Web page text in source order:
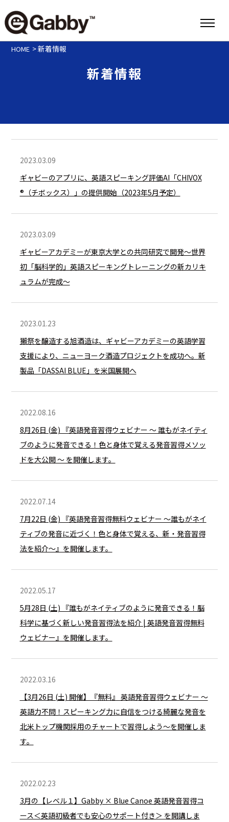
HOME >新着情報
新着情報
2023.03.09
ギャビーのアプリに、英語スピーキング評価AI「CHIVOX
®︎（チボックス）」の提供開始（2023年5月予定）
2023.03.09
ギャビーアカデミーが東京大学との共同研究で開発〜世界
初「脳科学的」英語スピーキングトレーニングの新カリキ
ュラムが完成〜
2023.01.23
獺祭を醸造する旭酒造は、ギャビーアカデミーの英語学習
支援により、ニューヨーク酒造プロジェクトを成功へ。新
製品「DASSAI BLUE」を⽶国展開へ
2022.08.16
8月26日 (金) 『英語発音習得ウェビナー ～ 誰もがネイティ
ブのように発音できる！色と身体で覚える発音習得メソッ
ドを大公開 ～ を開催します。
2022.07.14
7月22日 (金) 『英語発音習得無料ウェビナー ～誰もがネイ
ティブの発音に近づく！色と身体で覚える、新・発音習得
法を紹介～』を開催します。
2022.05.17
5月28日 (土) 『誰もがネイティブのように発音できる！脳
科学に基づく新しい発音習得法を紹介 | 英語発音習得無料
ウェビナー』を開催します。
2022.03.16
【3月26日 (土) 開催】『無料』 英語発音習得ウェビナー ～
英語力不問！スピーキング力に自信をつける綺麗な発音を
北米トップ機関採用のチャートで習得しよう～を開催しま
す。
2022.02.23
3月の【レベル１】Gabby × Blue Canoe 英語発音習得コ
ース＜英語初級者でも安心のサポート付き＞ を開講しま